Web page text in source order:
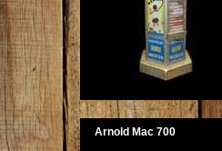
Arnold Mac 700